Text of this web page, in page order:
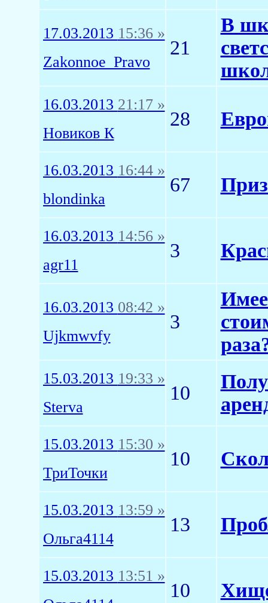
17.03.2013 15:36 »
Zakonnoe_Pravo
21
В
16.03.2013 21:17 »
Новиков К
28
16.03.2013 16:44 »
blondinka
67
16.03.2013 14:56 »
agr11
3
16.03.2013 08:42 »
Ujkmwvfy
3
15.03.2013 19:33 »
Sterva
10
15.03.2013 15:30 »
ТриТочки
10
15.03.2013 13:59 »
Ольга4114
13
15.03.2013 13:51 »
10